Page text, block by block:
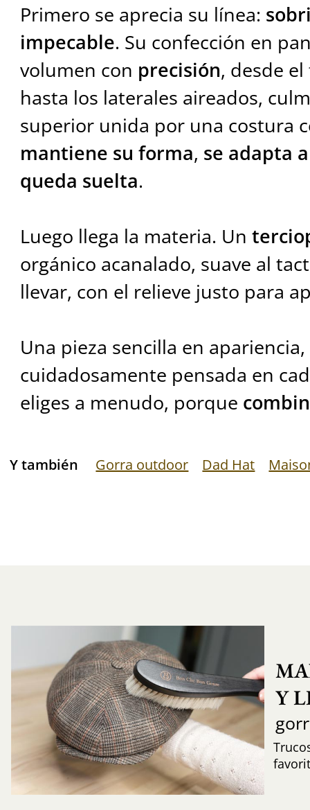
Primero se aprecia su línea:
impecable. Su confección en
volumen con precisión, desde
hasta los laterales aireados,
superior unida por una costura
mantiene su forma, se adapta
queda suelta.
Luego llega la materia. Un
orgánico acanalado, suave al
llevar, con el relieve justo para
Una pieza sencilla en
cuidadosamente pensada en
eliges a menudo, porque
Y también Gorra outdoor Dad Hat
Y